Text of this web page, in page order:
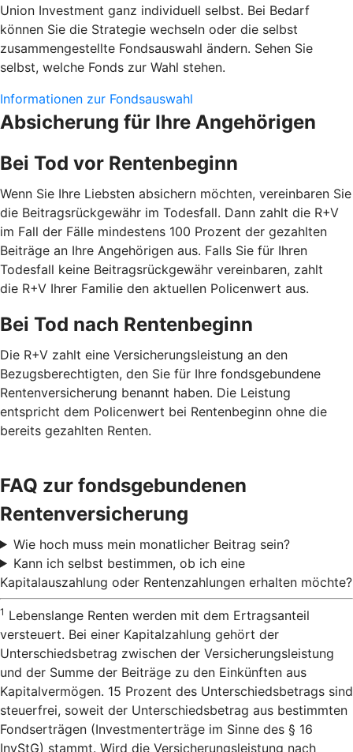
Union Investment ganz individuell selbst. Bei Bedarf
können Sie die Strategie wechseln oder die selbst
zusammengestellte Fondsauswahl ändern. Sehen Sie
selbst, welche Fonds zur Wahl stehen.
Informationen zur Fondsauswahl
Absicherung für Ihre Angehörigen
Bei Tod vor Rentenbeginn
Wenn Sie Ihre Liebsten absichern möchten, vereinbaren Sie
die Beitragsrückgewähr im Todesfall. Dann zahlt die R+V
im Fall der Fälle mindestens 100 Prozent der gezahlten
Beiträge an Ihre Angehörigen aus. Falls Sie für Ihren
Todesfall keine Beitragsrückgewähr vereinbaren, zahlt
die R+V Ihrer Familie den aktuellen Policenwert aus.
Bei Tod nach Rentenbeginn
Die R+V zahlt eine Versicherungsleistung an den
Bezugsberechtigten, den Sie für Ihre fondsgebundene
Rentenversicherung benannt haben. Die Leistung
entspricht dem Policenwert bei Rentenbeginn ohne die
bereits gezahlten Renten.
FAQ zur fondsgebundenen
Rentenversicherung
Wie hoch muss mein monatlicher Beitrag sein?
Kann ich selbst bestimmen, ob ich eine
Kapitalauszahlung oder Rentenzahlungen erhalten möchte?
1 Lebenslange Renten werden mit dem Ertragsanteil
versteuert. Bei einer Kapitalzahlung gehört der
Unterschiedsbetrag zwischen der Versicherungsleistung
und der Summe der Beiträge zu den Einkünften aus
Kapitalvermögen. 15 Prozent des Unterschiedsbetrags sind
steuerfrei, soweit der Unterschiedsbetrag aus bestimmten
Fondserträgen (Investmenterträge im Sinne des § 16
InvStG) stammt. Wird die Versicherungsleistung nach